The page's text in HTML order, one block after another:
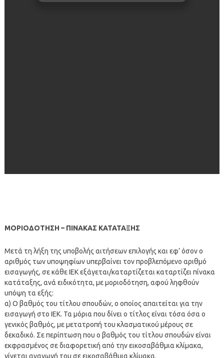
ΜΟΡΙΟΔΟΤΗΣΗ – ΠΙΝΑΚΑΣ ΚΑΤΑΤΑΞΗΣ
Μετά τη λήξη της υποβολής αιτήσεων επιλογής και εφ’ όσον ο
αριθμός των υποψηφίων υπερβαίνει τον προβλεπόμενο αριθμό
εισαγωγής, σε κάθε ΙΕΚ εξάγεται/καταρτίζεται καταρτίζει πίνακα
κατάταξης, ανά ειδικότητα, με μοριοδότηση, αφού ληφθούν
υπόψη τα εξής:
α) Ο βαθμός του τίτλου σπουδών, ο οποίος απαιτείται για την
εισαγωγή στο ΙΕΚ. Τα μόρια που δίνει ο τίτλος είναι τόσα όσα ο
γενικός βαθμός, με μετατροπή του κλασματικού μέρους σε
δεκαδικό. Σε περίπτωση που ο βαθμός του τίτλου σπουδών είναι
εκφρασμένος σε διαφορετική από την εικοσαβάθμια κλίμακα,
γίνεται αναγωγή του σε εικοσαβάθμια κλίμακα.